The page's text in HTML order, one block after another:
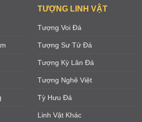
TƯỢNG LINH VẬT
Tượng Voi Đá
Tượng Sư Tử Đá
Tượng Kỳ Lân Đá
Tượng Nghê Việt
Tỳ Hưu Đá
Linh Vật Khác